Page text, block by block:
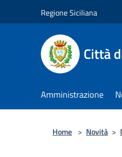
Regione Siciliana
Città
Amministrazione
Home > Novità >